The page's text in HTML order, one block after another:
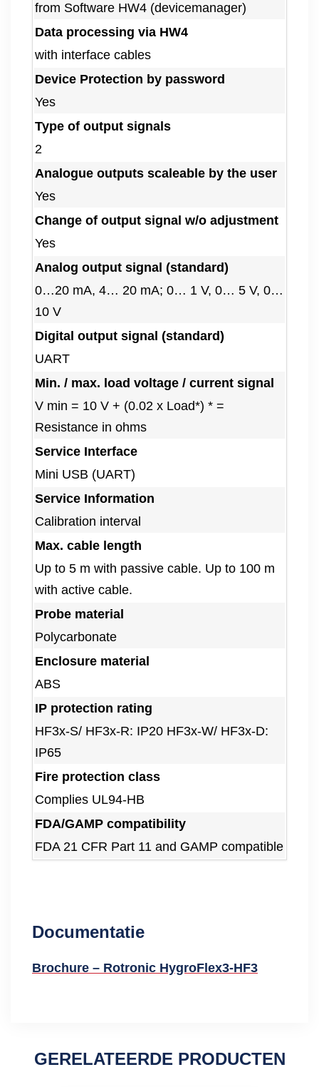
from Software HW4 (devicemanager)
Data processing via HW4
with interface cables
Device Protection by password
Yes
Type of output signals
2
Analogue outputs scaleable by the user
Yes
Change of output signal w/o adjustment
Yes
Analog output signal (standard)
0…20 mA, 4… 20 mA; 0… 1 V, 0… 5 V, 0…
10 V
Digital output signal (standard)
UART
Min. / max. load voltage / current signal
V min = 10 V + (0.02 x Load*) * =
Resistance in ohms
Service Interface
Mini USB (UART)
Service Information
Calibration interval
Max. cable length
Up to 5 m with passive cable. Up to 100 m
with active cable.
Probe material
Polycarbonate
Enclosure material
ABS
IP protection rating
HF3x-S/ HF3x-R: IP20 HF3x-W/ HF3x-D:
IP65
Fire protection class
Complies UL94-HB
FDA/GAMP compatibility
FDA 21 CFR Part 11 and GAMP compatible
Documentatie
Brochure – Rotronic HygroFlex3-HF3
GERELATEERDE PRODUCTEN